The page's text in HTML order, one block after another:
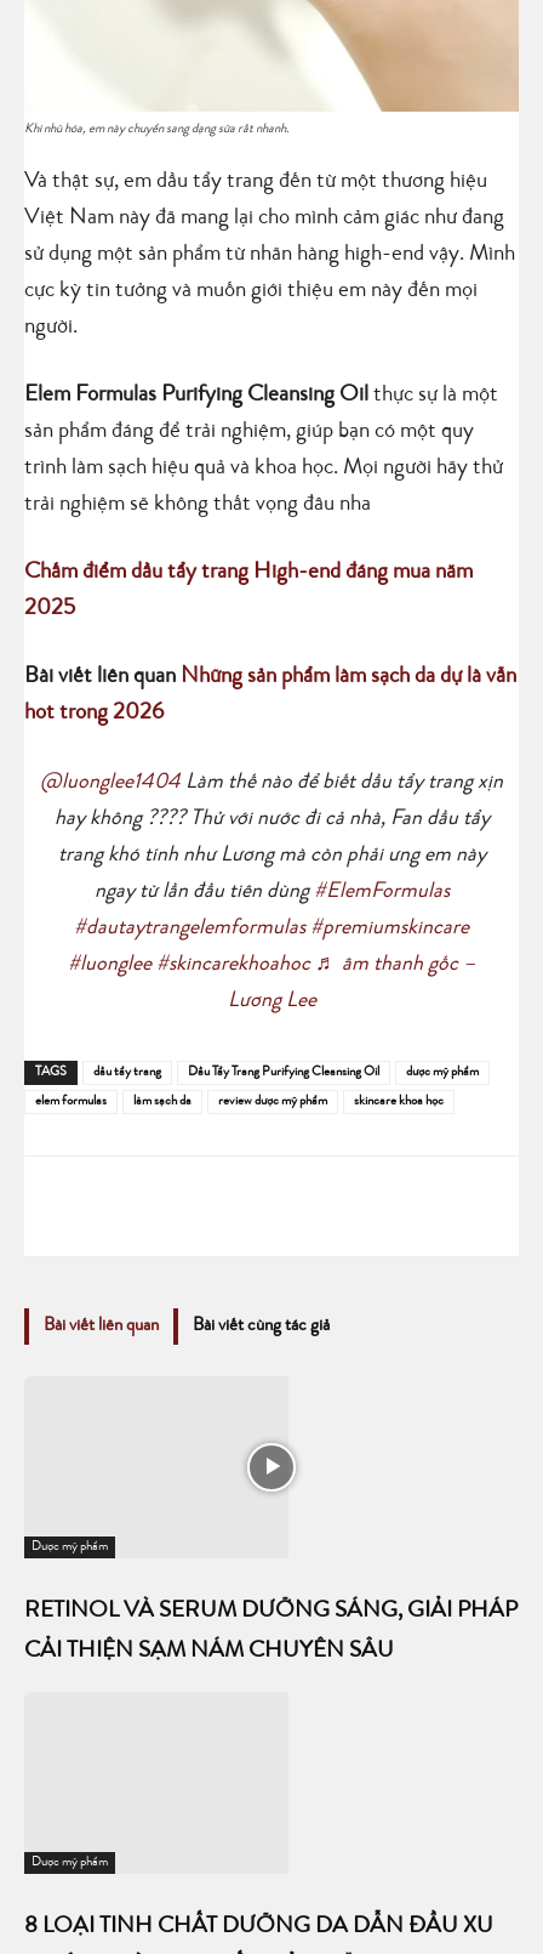
Khi nhũ hóa, em này chuyển sang dạng sữa rất nhanh.
Và thật sự, em dầu tẩy trang đến từ một thương hiệu
Việt Nam này đã mang lại cho mình cảm giác như đang
sử dụng một sản phẩm từ nhãn hàng high-end vậy. Mình
cực kỳ tin tưởng và muốn giới thiệu em này đến mọi
người.
Elem Formulas Purifying Cleansing Oil thực sự là một
sản phẩm đáng để trải nghiệm, giúp bạn có một quy
trình làm sạch hiệu quả và khoa học. Mọi người hãy thử
trải nghiệm sẽ không thất vọng đâu nha
Chấm điểm dầu tẩy trang High-end đáng mua năm
2025
Bài viết liên quan Những sản phẩm làm sạch da dự là vẫn
hot trong 2026
@luonglee1404 Làm thế nào để biết dầu tẩy trang xịn
hay không ???? Thử với nước đi cả nhà, Fan dầu tẩy
trang khó tính như Lương mà còn phải ưng em này
ngay từ lần đầu tiên dùng#ElemFormulas
#dautaytrangelemformulas #premiumskincare
#luonglee #skincarekhoahoc ♬ âm thanh gốc –
Lương Lee
TAGS dầu tẩy trang Dầu Tẩy Trang Purifying Cleansing Oil dược mỹ phẩm
elem formulas làm sạch da review dược mỹ phẩm skincare khoa học
Bài viết liên quan Bài viết cùng tác giả
Dược mỹ phẩm
RETINOL VÀ SERUM DƯỠNG SÁNG, GIẢI PHÁP
CẢI THIỆN SẠM NÁM CHUYÊN SÂU
Dược mỹ phẩm
8 LOẠI TINH CHẤT DƯỠNG DA DẪN ĐẦU XU